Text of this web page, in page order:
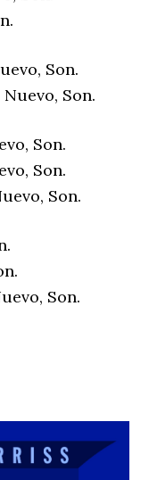
Son.
Son.
Son.
Son.
Son.
Son.